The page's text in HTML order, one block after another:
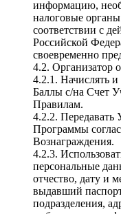
информацию,
налоговые
соответствии с
Российской
своевременно
4.2. Организатор
4.2.1. Начислять
Баллы с/на Счет
Правилам.
4.2.2.
Программы
Вознаграждения.
4.2.3.
персональные
отчество, дату и
выдавший
подразделения,